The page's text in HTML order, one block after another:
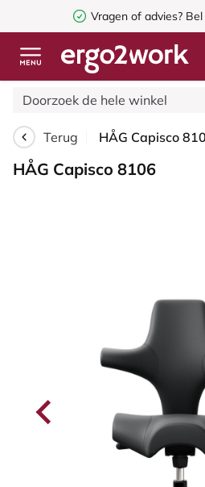
Vragen of advies? Bel
Terug
HÅG Capisco 8106